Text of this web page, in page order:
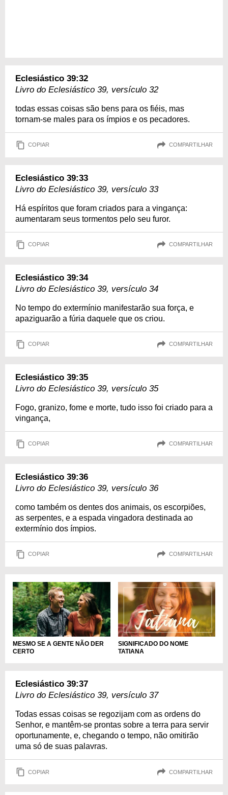
Eclesiástico 39:32
Livro do Eclesiástico 39, versículo 32
todas essas coisas são bens para os fiéis, mas
tornam-se males para os ímpios e os pecadores.
COPIAR COMPARTILHAR
Eclesiástico 39:33
Livro do Eclesiástico 39, versículo 33
Há espíritos que foram criados para a vingança:
aumentaram seus tormentos pelo seu furor.
COPIAR COMPARTILHAR
Eclesiástico 39:34
Livro do Eclesiástico 39, versículo 34
No tempo do extermínio manifestarão sua força, e
apaziguarão a fúria daquele que os criou.
COPIAR COMPARTILHAR
Eclesiástico 39:35
Livro do Eclesiástico 39, versículo 35
Fogo, granizo, fome e morte, tudo isso foi criado para a
vingança,
COPIAR COMPARTILHAR
Eclesiástico 39:36
Livro do Eclesiástico 39, versículo 36
como também os dentes dos animais, os escorpiões,
as serpentes, e a espada vingadora destinada ao
extermínio dos ímpios.
COPIAR COMPARTILHAR
MESMO SE A GENTE NÃO DER
CERTO
SIGNIFICADO DO NOME
TATIANA
Eclesiástico 39:37
Livro do Eclesiástico 39, versículo 37
Todas essas coisas se regozijam com as ordens do
Senhor, e mantêm-se prontas sobre a terra para servir
oportunamente, e, chegando o tempo, não omitirão
uma só de suas palavras.
COPIAR COMPARTILHAR